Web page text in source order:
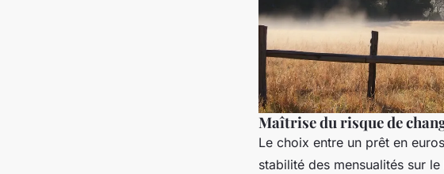
Maîtrise du risque de
Le choix entre un prêt en
stabilité des mensualités sur